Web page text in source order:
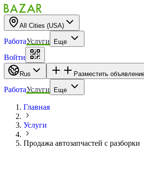
All Cities (USA)
РаботаУслуги Еще
Войти
Rus Разместить
РаботаУслуги Еще
Главная
Услуги
Продажа автозапчастей с разборки